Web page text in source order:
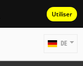
Utiliser
DE